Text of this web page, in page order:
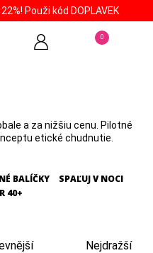
Použi kód DOPLAVEK
0
a za nižšiu cenu. Pilotné
etické chudnutie.
BALÍČKY
SPAĽUJ V NOCI
40+
Nejdražší